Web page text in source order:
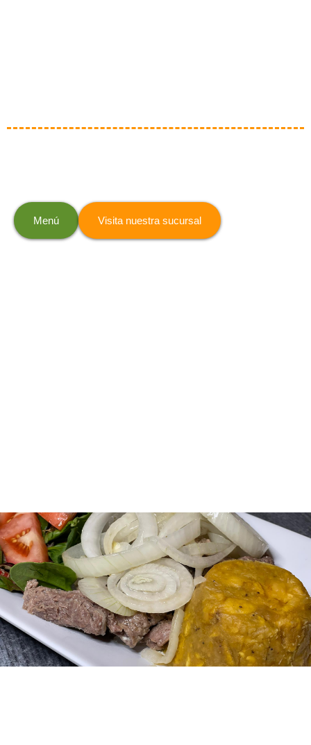
Menú Visita nuestra sucursal